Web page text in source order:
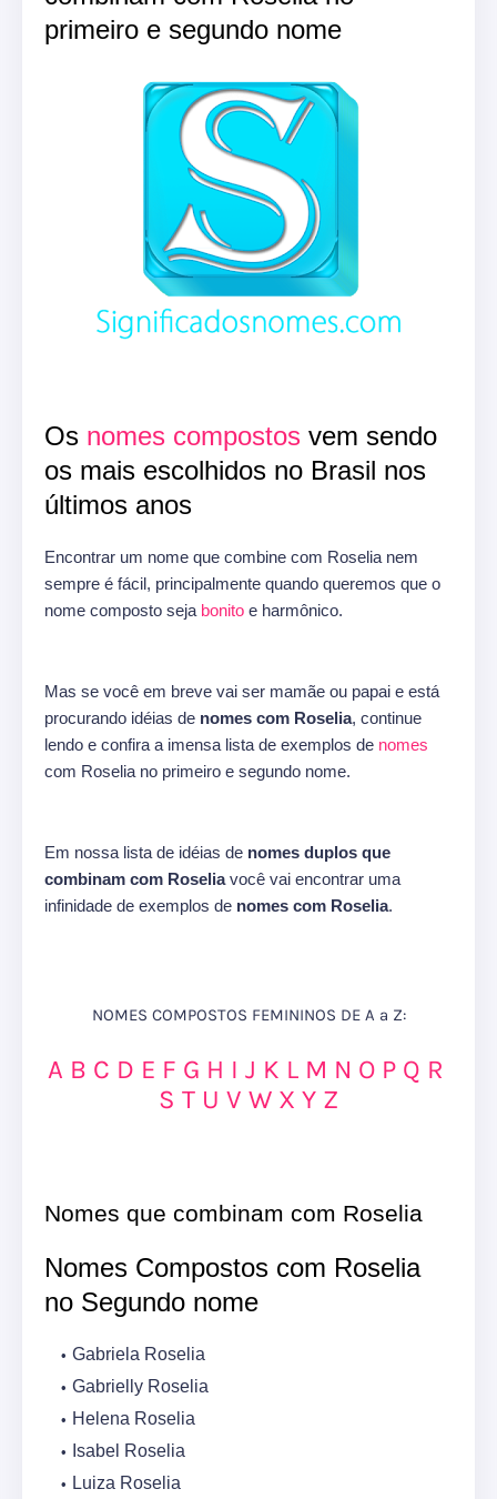
primeiro e segundo nome
Os nomes compostos vem sendo
os mais escolhidos no Brasil nos
últimos anos
Encontrar um nome que combine com Roselia nem
sempre é fácil, principalmente quando queremos que o
nome composto seja bonito e harmônico.
Mas se você em breve vai ser mamãe ou papai e está
procurando idéias de nomes com Roselia, continue
lendo e confira a imensa lista de exemplos de nomes
com Roselia no primeiro e segundo nome.
Em nossa lista de idéias de nomes duplos que
combinam com Roseliavocê vai encontrar uma
infinidade de exemplos de nomes com Roselia.
NOMES COMPOSTOS FEMININOS DE A a Z:
A B C D E F G H I J K L M N O P Q R
S T U V W X Y Z
Nomes que combinam com Roselia
Nomes Compostos com Roselia
no Segundo nome
Gabriela Roselia
Gabrielly Roselia
Helena Roselia
Isabel Roselia
Luiza Roselia